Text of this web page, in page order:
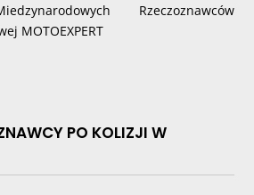
Rzeczoznawców
MOTOEXPERT
PO KOLIZJI W